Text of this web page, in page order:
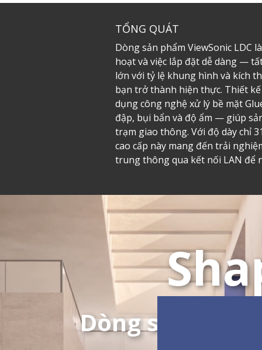
TỔNG QUÁT
Dòng sản phẩm ViewSonic LDC
hoạt và việc lắp đặt dễ dàng —
lớn với tỷ lệ khung hình và kích
bạn trở thành hiện thực. Thiết
dụng công nghệ xử lý bề mặt
đập, bụi bẩn và độ ẩm — giúp
trạm giao thông. Với độ dày chỉ
cao cấp này mang đến trải
trung thông qua kết nối LAN để
Dòng sản